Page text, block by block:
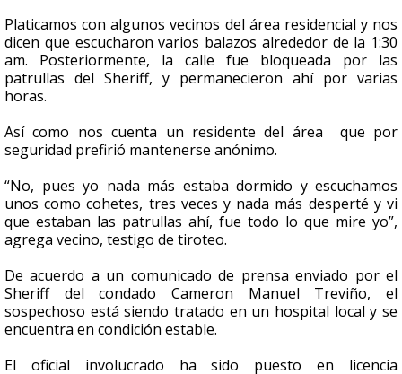
Platicamos con algunos vecinos del área residencial y nos
dicen que escucharon varios balazos alrededor de la 1:30
am. Posteriormente, la calle fue bloqueada por las
patrullas del Sheriff, y permanecieron ahí por varias
horas.
Así como nos cuenta un residente del área que por
seguridad prefirió mantenerse anónimo.
“No, pues yo nada más estaba dormido y escuchamos
unos como cohetes, tres veces y nada más desperté y vi
que estaban las patrullas ahí, fue todo lo que mire yo”,
agrega vecino, testigo de tiroteo.
De acuerdo a un comunicado de prensa enviado por el
Sheriff del condado Cameron Manuel Treviño, el
sospechoso está siendo tratado en un hospital local y se
encuentra en condición estable.
El oficial involucrado ha sido puesto en licencia